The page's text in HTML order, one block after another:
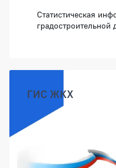
Статистическая
градостроительной
ГИС ЖКХ